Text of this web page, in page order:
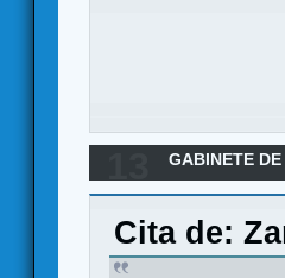
GABINETE DE
Cita de: